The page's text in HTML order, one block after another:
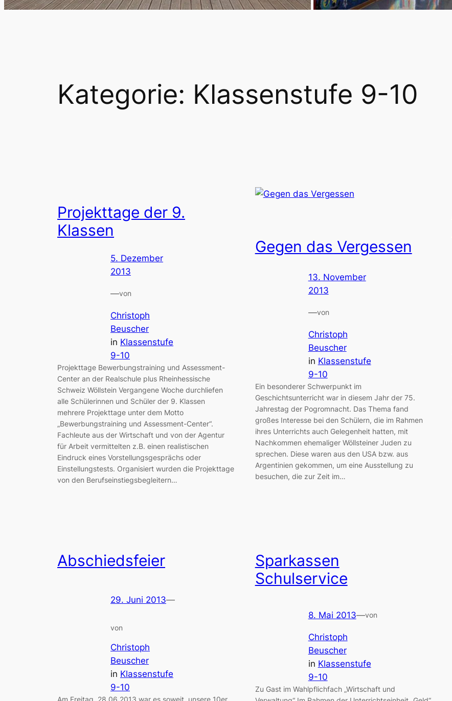
Kategorie: Klassenstufe 9-10
Projekttage der 9.
Klassen
5. Dezember
2013
—von
Christoph
Beuscher
in Klassenstufe
9-10
Projekttage Bewerbungstraining und Assessment-
Center an der Realschule plus Rheinhessische
Schweiz Wöllstein Vergangene Woche durchliefen
alle Schülerinnen und Schüler der 9. Klassen
mehrere Projekttage unter dem Motto
„Bewerbungstraining und Assessment-Center“.
Fachleute aus der Wirtschaft und von der Agentur
für Arbeit vermittelten z.B. einen realistischen
Eindruck eines Vorstellungsgesprächs oder
Einstellungstests. Organisiert wurden die Projekttage
von den Berufseinstiegsbegleitern…
Gegen das Vergessen
13. November
2013
—von
Christoph
Beuscher
in Klassenstufe
9-10
Ein besonderer Schwerpunkt im
Geschichtsunterricht war in diesem Jahr der 75.
Jahrestag der Pogromnacht. Das Thema fand
großes Interesse bei den Schülern, die im Rahmen
ihres Unterrichts auch Gelegenheit hatten, mit
Nachkommen ehemaliger Wöllsteiner Juden zu
sprechen. Diese waren aus den USA bzw. aus
Argentinien gekommen, um eine Ausstellung zu
besuchen, die zur Zeit im…
Abschiedsfeier
29. Juni 2013—
von
Christoph
Beuscher
in Klassenstufe
9-10
Sparkassen
Schulservice
8. Mai 2013—von
Christoph
Beuscher
in Klassenstufe
9-10
Zu Gast im Wahlpflichfach „Wirtschaft und